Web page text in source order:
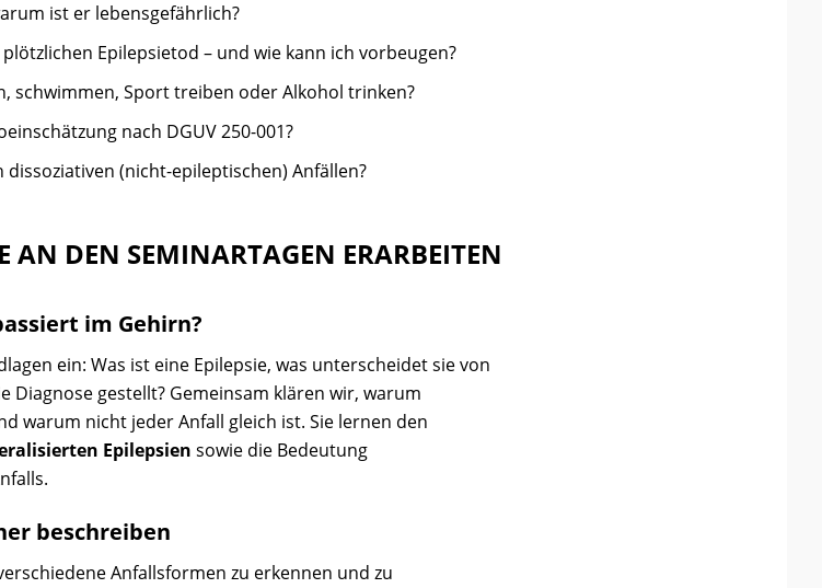
ist er lebensgefährlich?
Epilepsietod – und wie kann ich vorbeugen?
schwimmen, Sport treiben oder Alkohol trinken?
nach DGUV 250-001?
(nicht-epileptischen) Anfällen?
AN DEN SEMINARTAGEN ERARBEITEN
im Gehirn?
ein: Was ist eine Epilepsie, was unterscheidet sie von
Diagnose gestellt? Gemeinsam klären wir, warum
warum nicht jeder Anfall gleich ist. Sie lernen den
Epilepsien sowie die Bedeutung
beschreiben
Anfallsformen zu erkennen und zu